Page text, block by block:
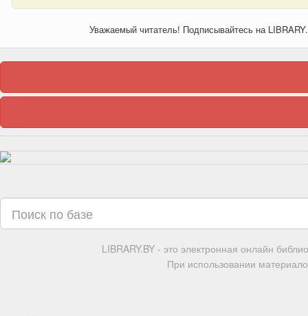
Уважаемый читатель! Подписывайтесь на
LIBRARY.BY - это электронная онлайн
При использовании